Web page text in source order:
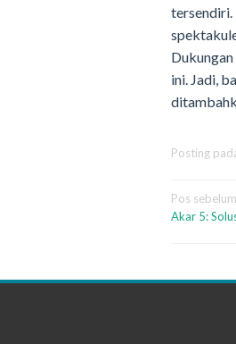
tersendiri.
ini. Jadi,
Posting
pos
Pos
Akar 5: